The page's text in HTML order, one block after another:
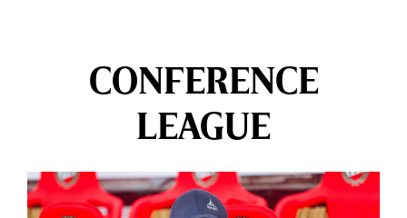
CONFERENCE
LEAGUE